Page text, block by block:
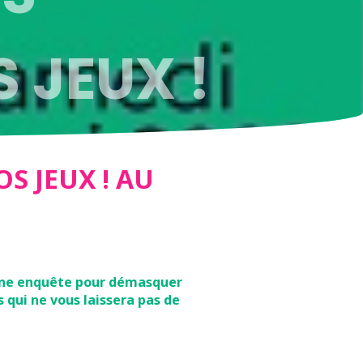
JEUX !
JEUX ! AU
enquête pour démasquer
qui ne vous laissera pas de